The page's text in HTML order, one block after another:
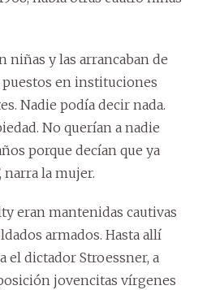
niñas y las arrancaban de
en instituciones
Nadie podía decir nada.
No querían a nadie
porque decían que ya
narra la mujer.
eran mantenidas cautivas
armados. Hasta allí
el dictador Stroessner, a
jovencitas vírgenes